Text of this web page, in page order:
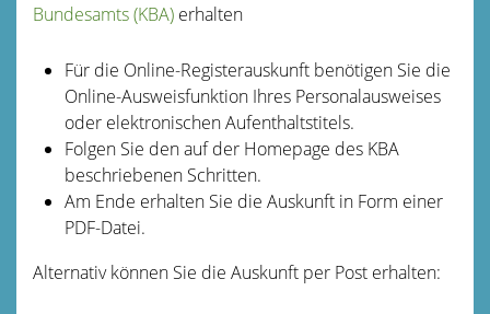
Bundesamts (KBA) erhalten
Für die Online-Registerauskunft benötigen Sie die
Online-Ausweisfunktion Ihres Personalausweises
oder elektronischen Aufenthaltstitels.
Folgen Sie den auf der Homepage des KBA
beschriebenen Schritten.
Am Ende erhalten Sie die Auskunft in Form einer
PDF-Datei.
Alternativ können Sie die Auskunft per Post erhalten: